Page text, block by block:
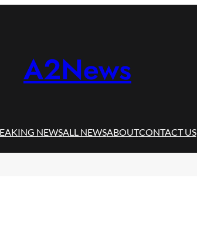
A2News
NEWSALL NEWSABOUTCONTACT US